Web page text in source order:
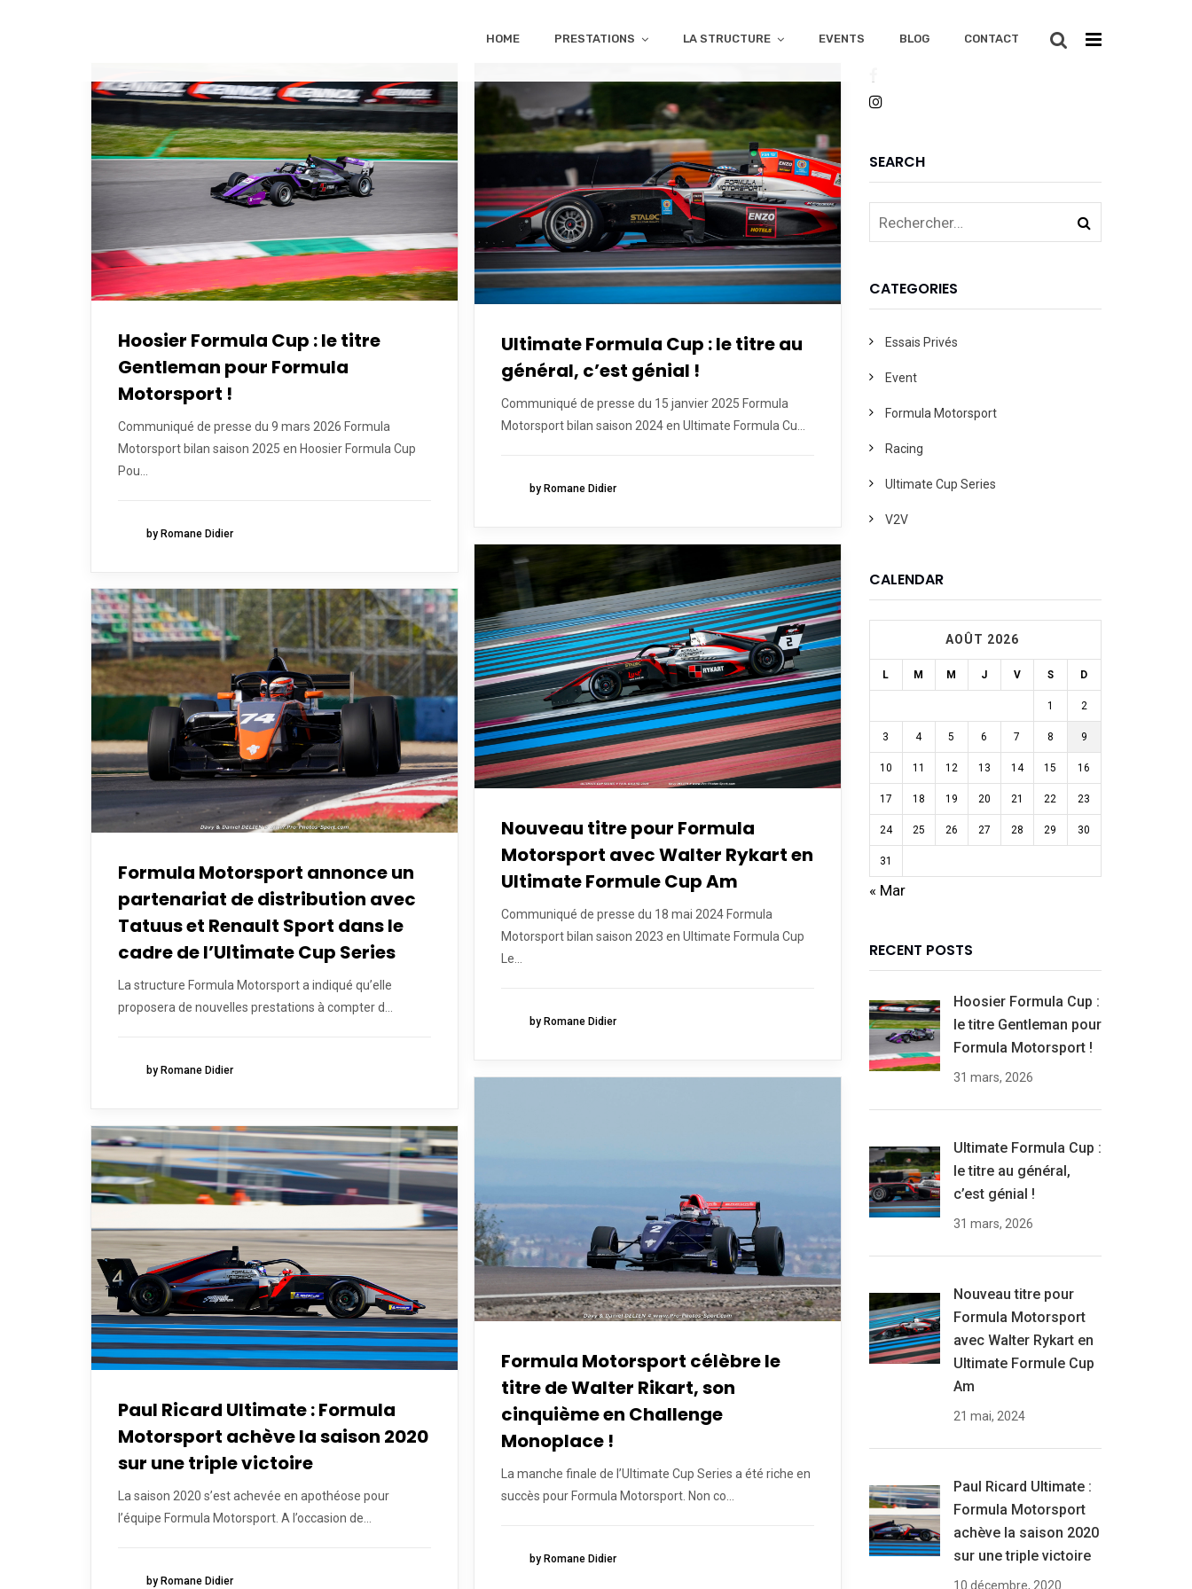
HOME PRESTATIONS LA STRUCTURE EVENTS BLOG CONTACT
Hoosier Formula Cup : le titre
Gentleman pour Formula
Motorsport !
Communiqué de presse du 9 mars 2026 Formula
Motorsport bilan saison 2025 en Hoosier Formula Cup
Pou...
by Romane Didier
Ultimate Formula Cup : le titre au
général, c’est génial !
Communiqué de presse du 15 janvier 2025 Formula
Motorsport bilan saison 2024 en Ultimate Formula Cu...
by Romane Didier
Nouveau titre pour Formula
Motorsport avec Walter Rykart en
Ultimate Formule Cup Am
Communiqué de presse du 18 mai 2024 Formula
Motorsport bilan saison 2023 en Ultimate Formula Cup
Le...
by Romane Didier
Formula Motorsport annonce un
partenariat de distribution avec
Tatuus et Renault Sport dans le
cadre de l’Ultimate Cup Series
La structure Formula Motorsport a indiqué qu’elle
proposera de nouvelles prestations à compter d...
by Romane Didier
Formula Motorsport célèbre le
titre de Walter Rikart, son
cinquième en Challenge
Monoplace !
La manche finale de l’Ultimate Cup Series a été riche en
succès pour Formula Motorsport. Non co...
by Romane Didier
Paul Ricard Ultimate : Formula
Motorsport achève la saison 2020
sur une triple victoire
La saison 2020 s’est achevée en apothéose pour
l’équipe Formula Motorsport. A l’occasion de...
by Romane Didier
SEARCH
CATEGORIES
Essais Privés
Event
Formula Motorsport
Racing
Ultimate Cup Series
V2V
CALENDAR
AOÛT 2026
L M M J V S D
1 2
3 4 5 6 7 8 9
10 11 12 13 14 15 16
17 18 19 20 21 22 23
24 25 26 27 28 29 30
31
« Mar
RECENT POSTS
Hoosier Formula Cup :
le titre Gentleman pour
Formula Motorsport !
31 mars, 2026
Ultimate Formula Cup :
le titre au général,
c’est génial !
31 mars, 2026
Nouveau titre pour
Formula Motorsport
avec Walter Rykart en
Ultimate Formule Cup
Am
21 mai, 2024
Paul Ricard Ultimate :
Formula Motorsport
achève la saison 2020
sur une triple victoire
10 décembre, 2020